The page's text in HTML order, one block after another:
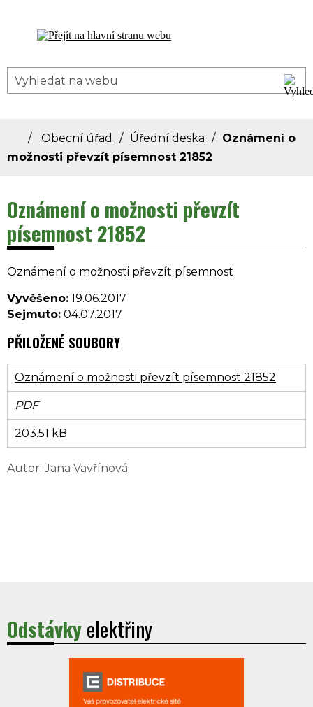
Dolní Bečva - oficiální stránky obce
Obecní úřad Úřední deska
Oznámení o
možnosti převzít písemnost 21852
Oznámení o možnosti převzít
písemnost 21852
Oznámení o možnosti převzít písemnost
Vyvěšeno: 19.06.2017
Sejmuto: 04.07.2017
PŘILOŽENÉ SOUBORY
Oznámení o možnosti převzít písemnost 21852
PDF
203.51 kB
Autor: Jana Vavřínová
Odstávkyelektřiny